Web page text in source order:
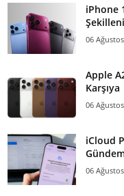
iPhone
06
Apple
Karşıya
06
iCloud
06